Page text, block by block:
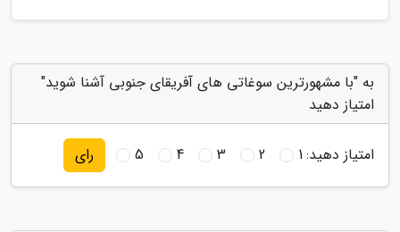
به "با مشهورترین سوغاتی های آفریقای جنوبی آشنا شوید"
امتیاز دهید
امتیاز دهید:1
2
3
4
5 رای